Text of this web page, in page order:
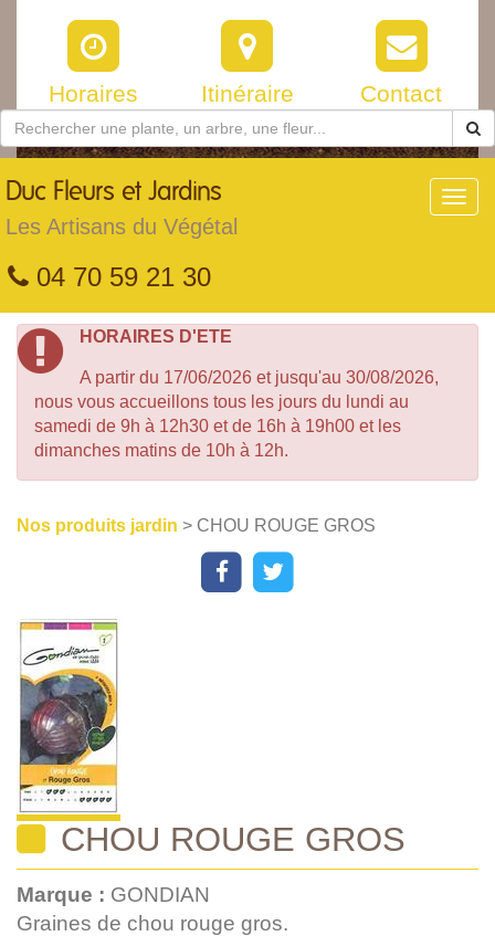
Horaires Itinéraire Contact
Duc Fleurs et Jardins
Les Artisans du Végétal
04 70 59 21 30
HORAIRES D'ETE
A partir du 17/06/2026 et jusqu'au 30/08/2026,
nous vous accueillons tous les jours du lundi au
samedi de 9h à 12h30 et de 16h à 19h00 et les
dimanches matins de 10h à 12h.
Nos produits jardin > CHOU ROUGE GROS
CHOU ROUGE GROS
Marque : GONDIAN
Graines de chou rouge gros.